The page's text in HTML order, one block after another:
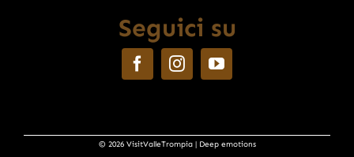
Seguici su
© 2026 VisitValleTrompia | Deep emotions